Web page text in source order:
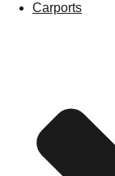
Carports